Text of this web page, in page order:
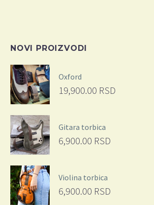
NOVI PROIZVODI
Oxford
19,900.00 RSD
Gitara torbica
6,900.00 RSD
Violina torbica
6,900.00 RSD